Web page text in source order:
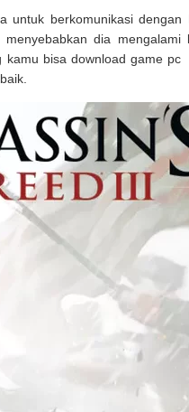
untuk berkomunikasi dengan
dia mengalami
kamu bisa download game pc